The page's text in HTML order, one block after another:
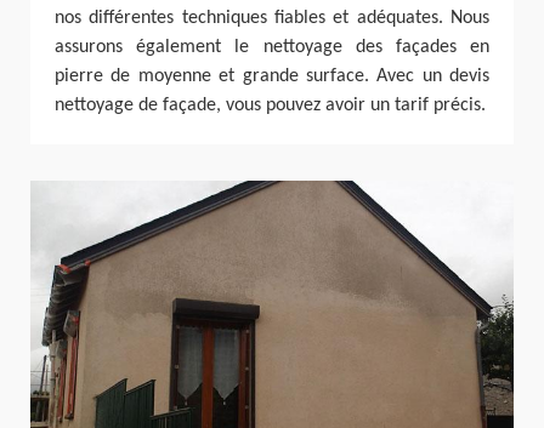
nos différentes techniques fiables et adéquates. Nous
assurons également le nettoyage des façades en
pierre de moyenne et grande surface. Avec un devis
nettoyage de façade, vous pouvez avoir un tarif précis.